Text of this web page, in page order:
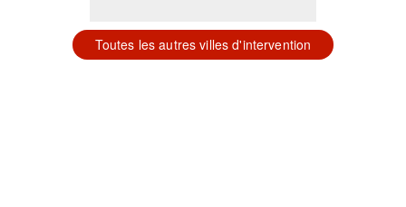
Toutes les autres villes d'intervention